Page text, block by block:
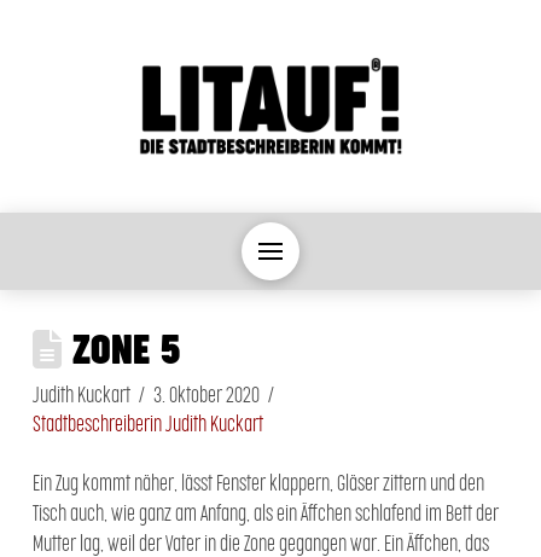
ZONE 5
Judith Kuckart
3. Oktober 2020
Stadtbeschreiberin Judith Kuckart
Ein Zug kommt näher, lässt Fenster klappern, Gläser zittern und den
Tisch auch, wie ganz am Anfang, als ein Äffchen schlafend im Bett der
Mutter lag, weil der Vater in die Zone gegangen war. Ein Äffchen, das